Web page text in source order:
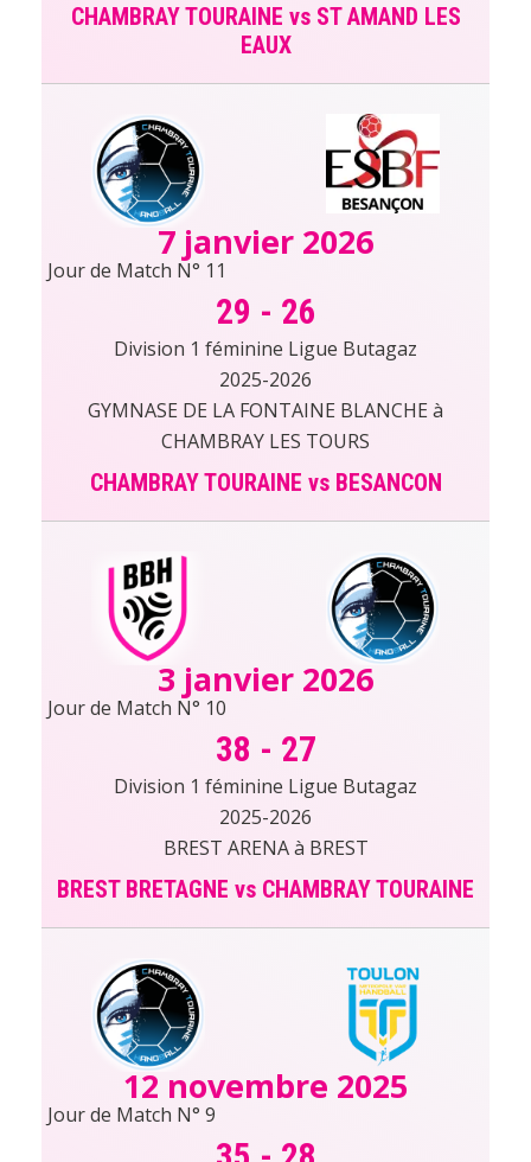
CHAMBRAY TOURAINE vs ST AMAND LES
EAUX
7 janvier 2026
Jour de Match N° 11
29 - 26
Division 1 féminine Ligue Butagaz
2025-2026
GYMNASE DE LA FONTAINE BLANCHE à
CHAMBRAY LES TOURS
CHAMBRAY TOURAINE vs BESANCON
3 janvier 2026
Jour de Match N° 10
38 - 27
Division 1 féminine Ligue Butagaz
2025-2026
BREST ARENA à BREST
BREST BRETAGNE vs CHAMBRAY TOURAINE
12 novembre 2025
Jour de Match N° 9